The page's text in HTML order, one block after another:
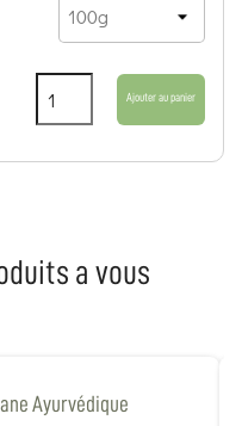
Ajouter au panier
a vous
Ayurvédique